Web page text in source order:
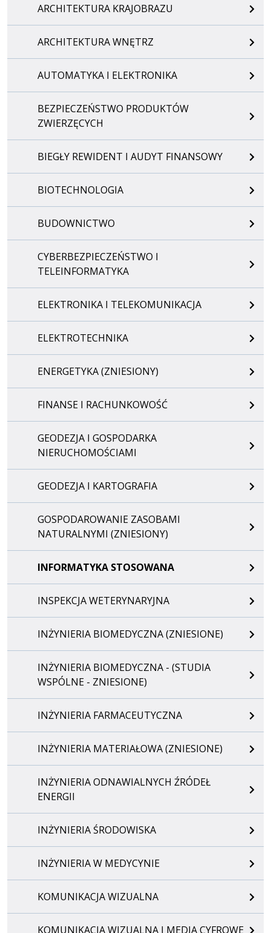
ARCHITEKTURA KRAJOBRAZU
ARCHITEKTURA WNĘTRZ
AUTOMATYKA I ELEKTRONIKA
BEZPIECZEŃSTWO PRODUKTÓW
ZWIERZĘCYCH
BIEGŁY REWIDENT I AUDYT FINANSOWY
BIOTECHNOLOGIA
BUDOWNICTWO
CYBERBEZPIECZEŃSTWO I
TELEINFORMATYKA
ELEKTRONIKA I TELEKOMUNIKACJA
ELEKTROTECHNIKA
ENERGETYKA (ZNIESIONY)
FINANSE I RACHUNKOWOŚĆ
GEODEZJA I GOSPODARKA
NIERUCHOMOŚCIAMI
GEODEZJA I KARTOGRAFIA
GOSPODAROWANIE ZASOBAMI
NATURALNYMI (ZNIESIONY)
INFORMATYKA STOSOWANA
INSPEKCJA WETERYNARYJNA
INŻYNIERIA BIOMEDYCZNA (ZNIESIONE)
INŻYNIERIA BIOMEDYCZNA - (STUDIA
WSPÓLNE - ZNIESIONE)
INŻYNIERIA FARMACEUTYCZNA
INŻYNIERIA MATERIAŁOWA (ZNIESIONE)
INŻYNIERIA ODNAWIALNYCH ŹRÓDEŁ
ENERGII
INŻYNIERIA ŚRODOWISKA
INŻYNIERIA W MEDYCYNIE
KOMUNIKACJA WIZUALNA
KOMUNIKACJA WIZUALNA I MEDIA CYFROWE